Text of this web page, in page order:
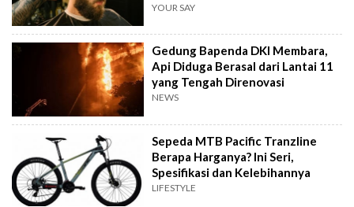
YOUR SAY
Gedung Bapenda DKI Membara,
Api Diduga Berasal dari Lantai 11
yang Tengah Direnovasi
NEWS
Sepeda MTB Pacific Tranzline
Berapa Harganya? Ini Seri,
Spesifikasi dan Kelebihannya
LIFESTYLE